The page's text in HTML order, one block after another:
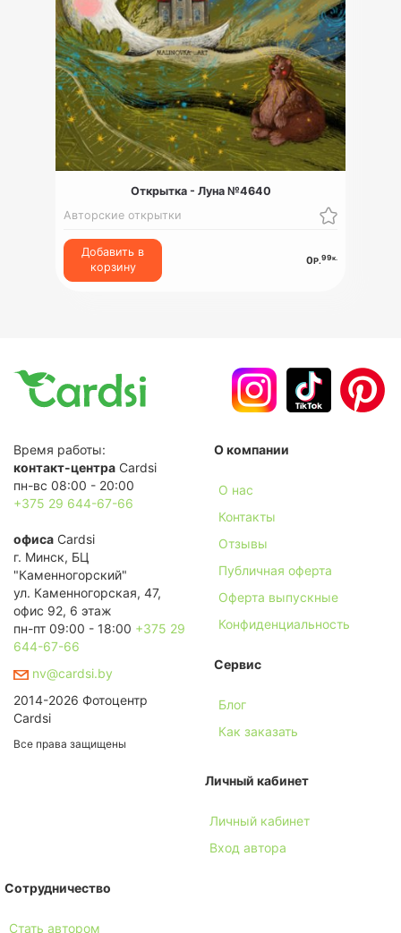
Открытка - Луна №4640
Авторские открытки
Добавить в
корзину
0Р.99к.
Время работы:
контакт-центра Cardsi
пн-вс 08:00 - 20:00
+375 29 644-67-66
офиса Cardsi
г. Минск, БЦ
"Каменногорский"
ул. Каменногорская, 47,
офис 92, 6 этаж
пн-пт 09:00 - 18:00 +375 29
644-67-66
nv@cardsi.by
2014-2026 Фотоцентр
Cardsi
Все права защищены
О компании
О нас
Контакты
Отзывы
Публичная оферта
Оферта выпускные
Конфиденциальность
Сервис
Блог
Как заказать
Личный кабинет
Личный кабинет
Вход автора
Сотрудничество
Стать автором